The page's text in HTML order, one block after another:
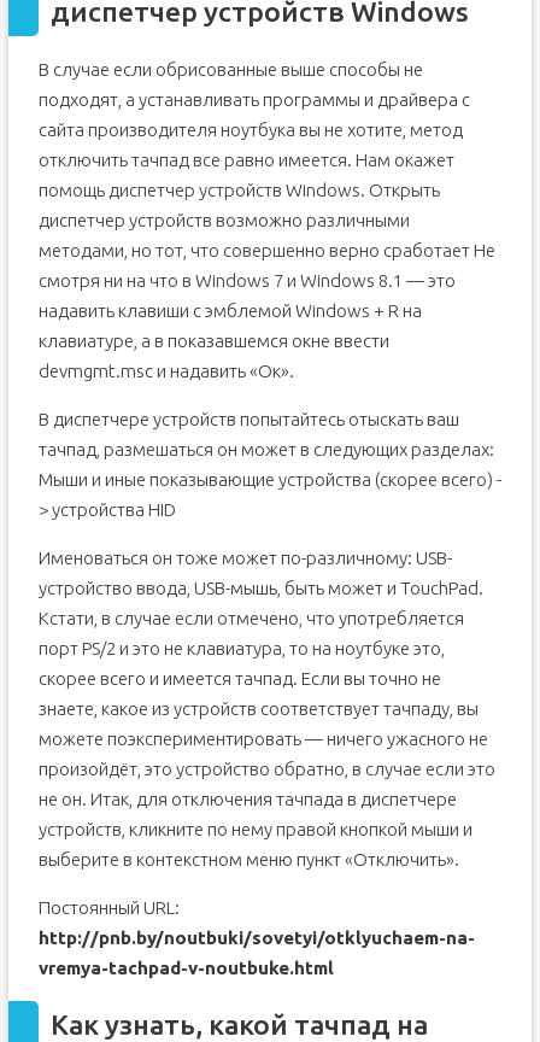
диспетчер устройств Windows
В случае если обрисованные выше способы не
подходят, а устанавливать программы и драйвера с
сайта производителя ноутбука вы не хотите, метод
отключить тачпад все равно имеется. Нам окажет
помощь диспетчер устройств Windows. Открыть
диспетчер устройств возможно различными
методами, но тот, что совершенно верно сработает Не
смотря ни на что в Windows 7 и Windows 8.1 — это
надавить клавиши с эмблемой Windows + R на
клавиатуре, а в показавшемся окне ввести
devmgmt.msc и надавить «Ок».
В диспетчере устройств попытайтесь отыскать ваш
тачпад, размешаться он может в следующих разделах:
Мыши и иные показывающие устройства (скорее всего) -
> устройства HID
Именоваться он тоже может по-различному: USB-
устройство ввода, USB-мышь, быть может и TouchPad.
Кстати, в случае если отмечено, что употребляется
порт PS/2 и это не клавиатура, то на ноутбуке это,
скорее всего и имеется тачпад. Если вы точно не
знаете, какое из устройств соответствует тачпаду, вы
можете поэкспериментировать — ничего ужасного не
произойдёт, это устройство обратно, в случае если это
не он. Итак, для отключения тачпада в диспетчере
устройств, кликните по нему правой кнопкой мыши и
выберите в контекстном меню пункт «Отключить».
Постоянный URL:
http://pnb.by/noutbuki/sovetyi/otklyuchaem-na-
vremya-tachpad-v-noutbuke.html
Как узнать, какой тачпад на